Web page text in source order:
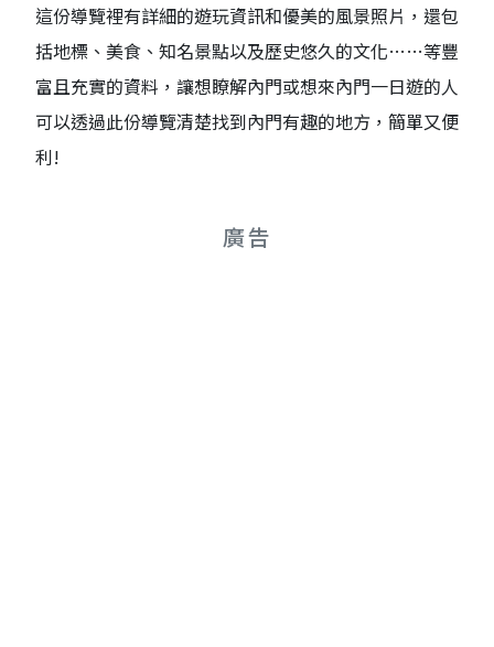
這份導覽裡有詳細的遊玩資訊和優美的風景照片，還包
括地標、美食、知名景點以及歷史悠久的文化……等豐
富且充實的資料，讓想瞭解內門或想來內門一日遊的人
可以透過此份導覽清楚找到內門有趣的地方，簡單又便
利!
廣告